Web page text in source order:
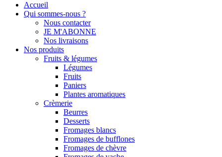
Accueil
Qui sommes-nous ?
Nous contacter
JE M'ABONNE
Nos livraisons
Nos produits
Fruits & légumes
Légumes
Fruits
Paniers
Plantes aromatiques
Crèmerie
Beurres
Desserts
Fromages blancs
Fromages de bufflones
Fromages de chèvre